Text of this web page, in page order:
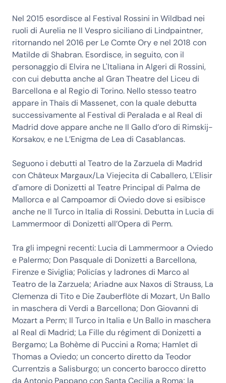
Nel 2015 esordisce al Festival Rossini in Wildbad nei
ruoli di Aurelia ne Il Vespro siciliano di Lindpaintner,
ritornando nel 2016 per Le Comte Ory e nel 2018 con
Matilde di Shabran. Esordisce, in seguito, con il
personaggio di Elvira ne L'Italiana in Algeri di Rossini,
con cui debutta anche al Gran Theatre del Liceu di
Barcellona e al Regio di Torino. Nello stesso teatro
appare in Thaïs di Massenet, con la quale debutta
successivamente al Festival di Peralada e al Real di
Madrid dove appare anche ne Il Gallo d’oro di Rimskij-
Korsakov, e ne L’Enigma de Lea di Casablancas.
Seguono i debutti al Teatro de la Zarzuela di Madrid
con Châteux Margaux/La Viejecita di Caballero, L'Elisir
d'amore di Donizetti al Teatre Principal di Palma de
Mallorca e al Campoamor di Oviedo dove si esibisce
anche ne Il Turco in Italia di Rossini. Debutta in Lucia di
Lammermoor di Donizetti all’Opera di Perm.
Tra gli impegni recenti: Lucia di Lammermoor a Oviedo
e Palermo; Don Pasquale di Donizetti a Barcellona,
Firenze e Siviglia; Policías y ladrones di Marco al
Teatro de la Zarzuela; Ariadne aux Naxos di Strauss, La
Clemenza di Tito e Die Zauberflöte di Mozart, Un Ballo
in maschera di Verdi a Barcellona; Don Giovanni di
Mozart a Perm; Il Turco in Italia e Un Ballo in maschera
al Real di Madrid; La Fille du régiment di Donizetti a
Bergamo; La Bohème di Puccini a Roma; Hamlet di
Thomas a Oviedo; un concerto diretto da Teodor
Currentzis a Salisburgo; un concerto barocco diretto
da Antonio Pappano con Santa Cecilia a Roma; la